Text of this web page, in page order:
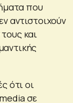
που
αντιστοιχούν
και
ότι οι
σε